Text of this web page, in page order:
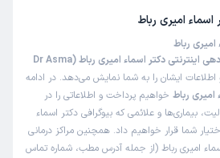
اسماء امیری رباط
امیری رباط
این صفحه مثل سایت نوبت‌دهی اینترنتی دکتر اسماء امیری رباط (Dr Asma
ایشان را به شما نمایش می‌دهد. در ادامه
امیری رباط خواهیم پرداخت و اطلاعاتی را در
بیماری‌ها و علائمی که بیوگرافی دکتر اسماء
شما قرار خواهیم داد. همچنین مراکز درمانی
امیری رباط (از جمله آدرس مطب، شماره تماس